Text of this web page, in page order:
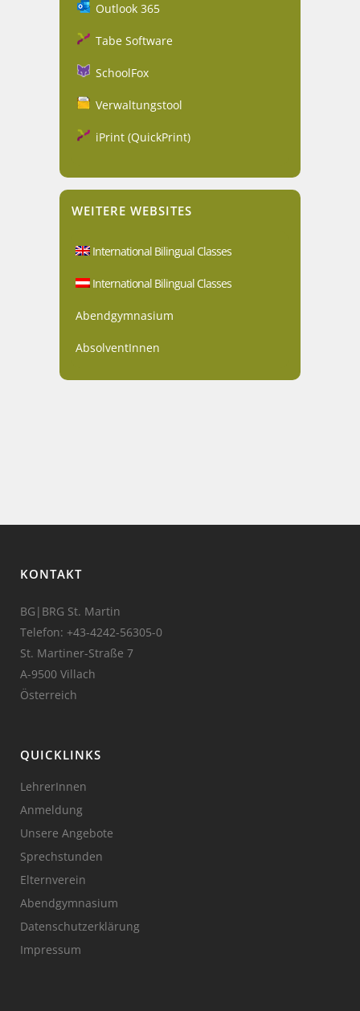
Outlook 365
Tabe Software
SchoolFox
Verwaltungstool
iPrint (QuickPrint)
WEITERE WEBSITES
International Bilingual Classes
International Bilingual Classes
Abendgymnasium
AbsolventInnen
KONTAKT
BG|BRG St. Martin
Telefon: +43-4242-56305-0
St. Martiner-Straße 7
A-9500 Villach
Österreich
QUICKLINKS
LehrerInnen
Anmeldung
Unsere Angebote
Sprechstunden
Elternverein
Abendgymnasium
Datenschutzerklärung
Impressum